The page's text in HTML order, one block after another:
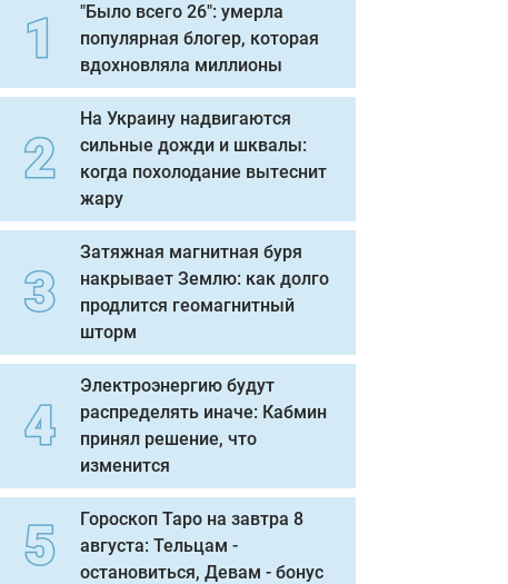
"Было всего 26": умерла
популярная блогер, которая
вдохновляла миллионы
На Украину надвигаются
сильные дожди и шквалы:
когда похолодание вытеснит
жару
Затяжная магнитная буря
накрывает Землю: как долго
продлится геомагнитный
шторм
Электроэнергию будут
распределять иначе: Кабмин
принял решение, что
изменится
Гороскоп Таро на завтра 8
августа: Тельцам -
остановиться, Девам - бонус